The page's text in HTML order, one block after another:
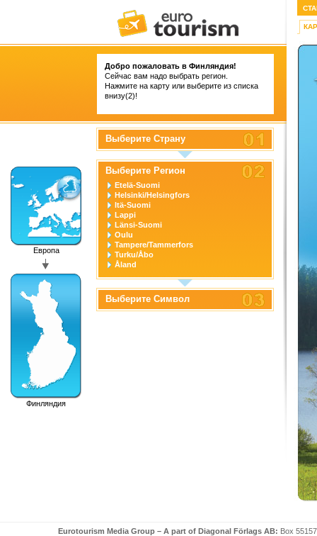
Добро пожаловать в Финляндия!
Сейчас вам надо выбрать регион.
Нажмите на карту или выберите из списка
внизу(2)!
Европа
Финляндия
Выберите Страну
Выберите Регион
Etelä-Suomi
Helsinki/Helsingfors
Itä-Suomi
Lappi
Länsi-Suomi
Oulu
Tampere/Tammerfors
Turku/Åbo
Åland
Выберите Символ
Eurotourism Media Group – A part of Diagonal Förlags AB: Box